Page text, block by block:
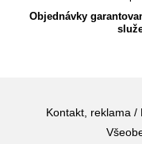
Objednávky
Kontakt, reklama /